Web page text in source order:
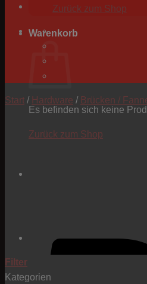
Zurück zum Shop
Warenkorb
Es befinden sich keine
Zurück zum Shop
Start / Hardware / Brücken /
Filter
Kategorien